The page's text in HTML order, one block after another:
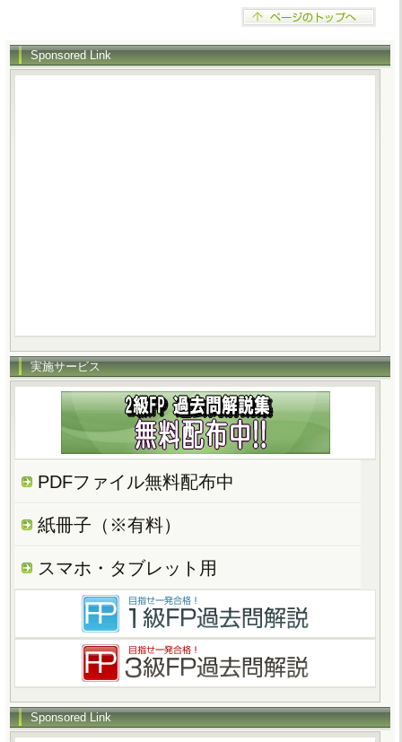
Sponsored Link
実施サービス
PDFファイル無料配布中
紙冊子（※有料）
スマホ・タブレット用
Sponsored Link